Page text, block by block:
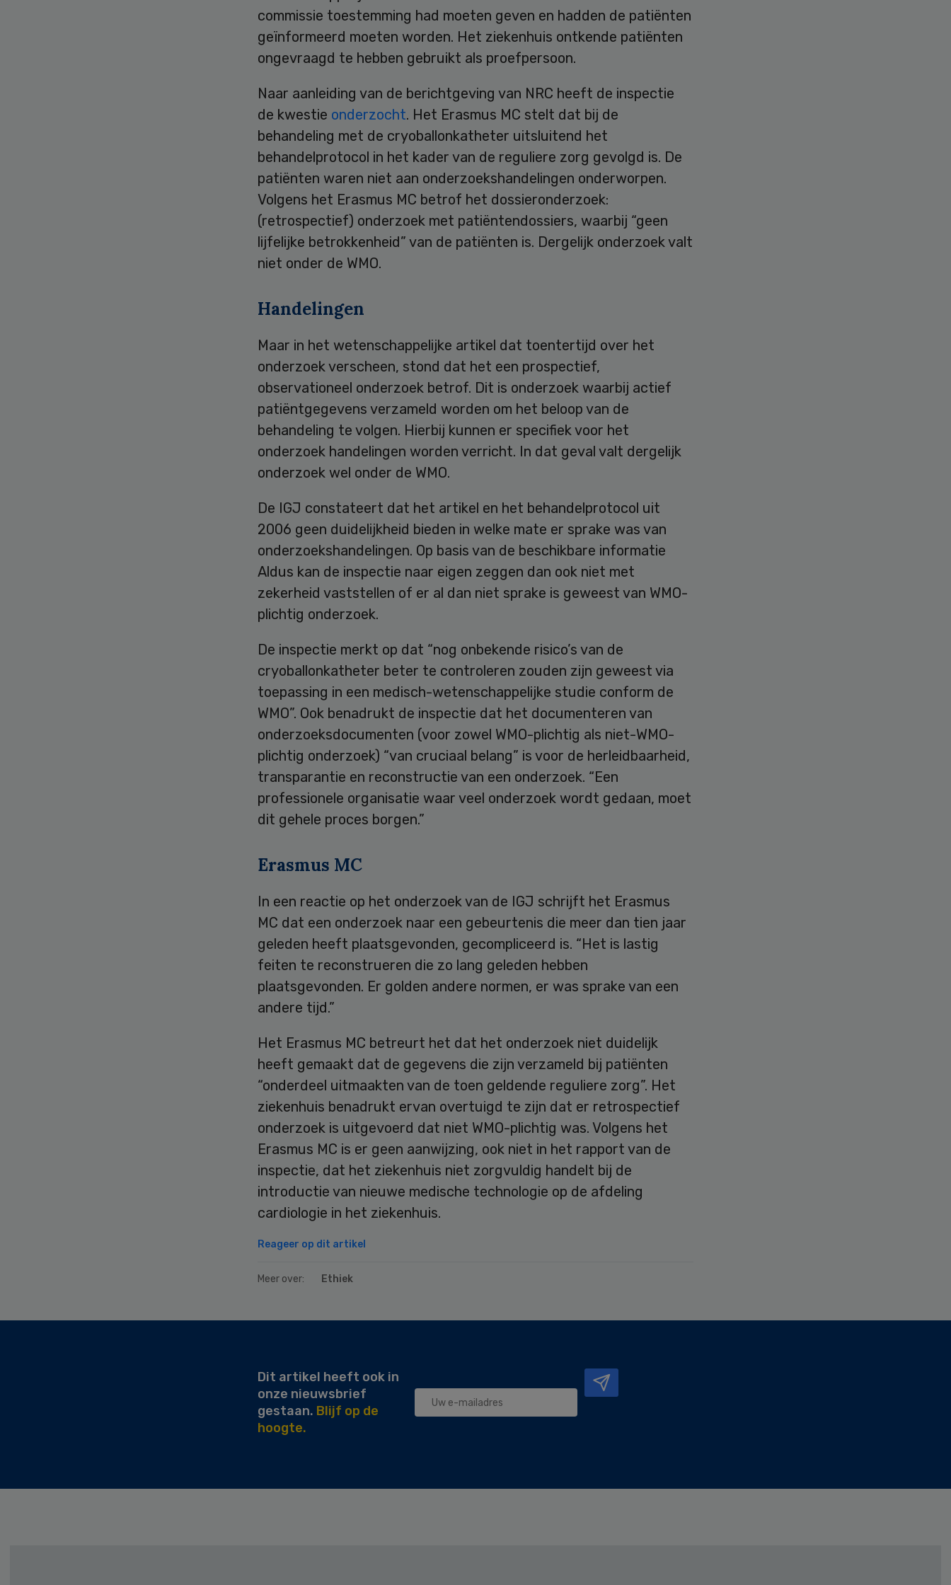
commissie toestemming had moeten geven en hadden de patiënten
geïnformeerd moeten worden. Het ziekenhuis ontkende patiënten
ongevraagd te hebben gebruikt als proefpersoon.
Naar aanleiding van de berichtgeving van NRC heeft de inspectie
de kwestie onderzocht. Het Erasmus MC stelt dat bij de
behandeling met de cryoballonkatheter uitsluitend het
behandelprotocol in het kader van de reguliere zorg gevolgd is. De
patiënten waren niet aan onderzoekshandelingen onderworpen.
Volgens het Erasmus MC betrof het dossieronderzoek:
(retrospectief) onderzoek met patiëntendossiers, waarbij “geen
lijfelijke betrokkenheid” van de patiënten is. Dergelijk onderzoek valt
niet onder de WMO.
Handelingen
Maar in het wetenschappelijke artikel dat toentertijd over het
onderzoek verscheen, stond dat het een prospectief,
observationeel onderzoek betrof. Dit is onderzoek waarbij actief
patiëntgegevens verzameld worden om het beloop van de
behandeling te volgen. Hierbij kunnen er specifiek voor het
onderzoek handelingen worden verricht. In dat geval valt dergelijk
onderzoek wel onder de WMO.
De IGJ constateert dat het artikel en het behandelprotocol uit
2006 geen duidelijkheid bieden in welke mate er sprake was van
onderzoekshandelingen. Op basis van de beschikbare informatie
Aldus kan de inspectie naar eigen zeggen dan ook niet met
zekerheid vaststellen of er al dan niet sprake is geweest van WMO-
plichtig onderzoek.
De inspectie merkt op dat “nog onbekende risico’s van de
cryoballonkatheter beter te controleren zouden zijn geweest via
toepassing in een medisch-wetenschappelijke studie conform de
WMO”. Ook benadrukt de inspectie dat het documenteren van
onderzoeksdocumenten (voor zowel WMO-plichtig als niet-WMO-
plichtig onderzoek) “van cruciaal belang” is voor de herleidbaarheid,
transparantie en reconstructie van een onderzoek. “Een
professionele organisatie waar veel onderzoek wordt gedaan, moet
dit gehele proces borgen.”
Erasmus MC
In een reactie op het onderzoek van de IGJ schrijft het Erasmus
MC dat een onderzoek naar een gebeurtenis die meer dan tien jaar
geleden heeft plaatsgevonden, gecompliceerd is. “Het is lastig
feiten te reconstrueren die zo lang geleden hebben
plaatsgevonden. Er golden andere normen, er was sprake van een
andere tijd.”
Het Erasmus MC betreurt het dat het onderzoek niet duidelijk
heeft gemaakt dat de gegevens die zijn verzameld bij patiënten
“onderdeel uitmaakten van de toen geldende reguliere zorg”. Het
ziekenhuis benadrukt ervan overtuigd te zijn dat er retrospectief
onderzoek is uitgevoerd dat niet WMO-plichtig was. Volgens het
Erasmus MC is er geen aanwijzing, ook niet in het rapport van de
inspectie, dat het ziekenhuis niet zorgvuldig handelt bij de
introductie van nieuwe medische technologie op de afdeling
cardiologie in het ziekenhuis.
Reageer op dit artikel
Meer over: Ethiek
Dit artikel heeft ook in
onze nieuwsbrief
gestaan. Blijf op de
hoogte.